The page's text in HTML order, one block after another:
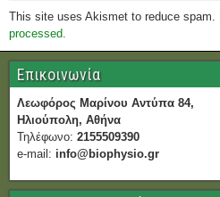
This site uses Akismet to reduce spam.
processed.
Επικοινωνία
Λεωφόρος Μαρίνου Αντύπα 84,
Ηλιούπολη, Αθήνα
Τηλέφωνο: 2155509390
e-mail: info@biophysio.gr